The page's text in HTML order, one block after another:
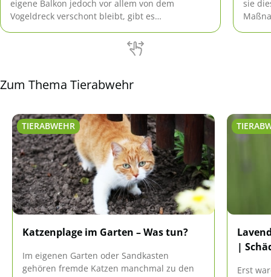
eigene Balkon jedoch vor allem von dem
Vogeldreck verschont bleibt, gibt es
angewandt werden können ohne den Tieren zu
sie
Zum Thema Tierabwehr
TIERABWEHR
Katzenplage im Garten – Was tun?
Im eigenen Garten oder Sandkasten
gehören fremde Katzen manchmal zu den
|
Erst